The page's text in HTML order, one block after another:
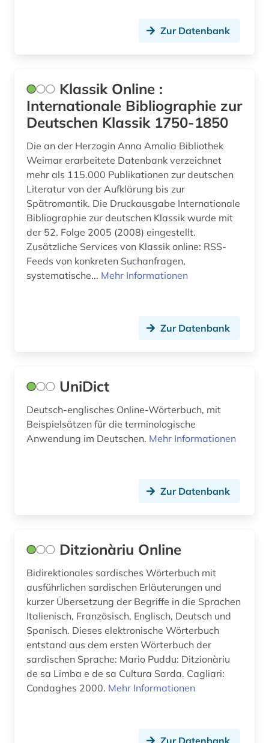
phonetik (2)
phraseologie (1)
physik (2)
plato (2)
politik (4)
polnisch (11)
portal (2)
portugiesisch (12)
rechnungswesen (1)
recht (9)
roman (1)
romanische sprachen (1)
romantik (1)
rumänisch (1)
russisch (19)
Zur Datenbank
Klassik Online :
Internationale Bibliographie zur
Deutschen Klassik 1750-1850
Die an der Herzogin Anna Amalia Bibliothek
Weimar erarbeitete Datenbank verzeichnet
mehr als 115.000 Publikationen zur deutschen
Literatur von der Aufklärung bis zur
Spätromantik. Die Druckausgabe Internationale
Bibliographie zur deutschen Klassik wurde mit
der 52. Folge 2005 (2008) eingestellt.
Zusätzliche Services von Klassik online: RSS-
Feeds von konkreten Suchanfragen,
systematische... Mehr Informationen
Zur Datenbank
UniDict
Deutsch-englisches Online-Wörterbuch, mit
Beispielsätzen für die terminologische
Anwendung im Deutschen. Mehr Informationen
Zur Datenbank
Ditzionàriu Online
Bidirektionales sardisches Wörterbuch mit
ausführlichen sardischen Erläuterungen und
kurzer Übersetzung der Begriffe in die Sprachen
Italienisch, Französisch, Englisch, Deutsch und
Spanisch. Dieses elektronische Wörterbuch
entstand aus dem ersten Wörterbuch der
sardischen Sprache: Mario Puddu: Ditzionàriu
de sa Limba e de sa Cultura Sarda. Cagliari:
Condaghes 2000. Mehr Informationen